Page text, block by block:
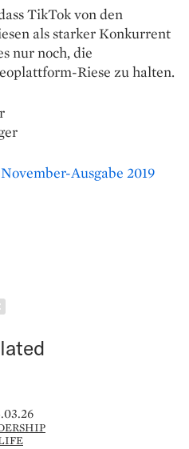
TikTok von den
als starker Konkurrent
nur noch, die
Riese zu halten.
November-Ausgabe 2019